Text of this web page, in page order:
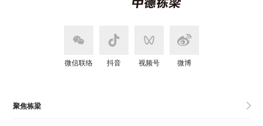
微信联络 抖音 视频号 微博
聚焦栋梁